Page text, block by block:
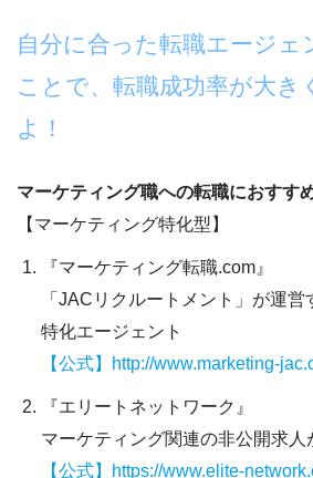
自分に合った転職エージェ
ことで、転職成功率が大き
よ！
マーケティング職への転職におすす
【マーケティング特化型】
『マーケティング転職.com』
「JACリクルートメント」が運
特化エージェント
【公式】http://www.marketing-
『エリートネットワーク』
マーケティング関連の非公開求人
【公式】https://www.elite-